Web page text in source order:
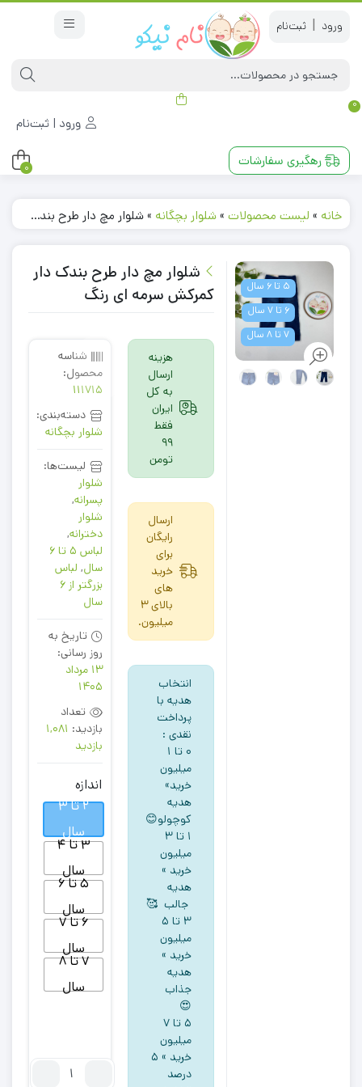
|
0
ورود | ثبت‌نام
رهگیری سفارشات 0
خانه » لیست محصولات »شلوار بچگانه »شلوار مچ دار طرح بندک دار کمرکش سرمه ای رنگ
5 تا 6 سال
6 تا 7 سال
7 تا 8 سال
شلوار مچ دار طرح بندک دار
کمرکش سرمه ای رنگ
هزینه
ارسال
به کل
ایران
فقط
99
تومن
ارسال
رایگان
برای
خرید
های
بالای 3
میلیون.
انتخاب
هدیه با
پرداخت
نقدی :
۰ تا ۱
میلیون
خرید»
هدیه
کوچولو😊
۱ تا ۳
میلیون
خرید »
هدیه
جالب 🥰
۳ تا ۵
میلیون
خرید »
هدیه
جذاب
😍
5 تا ۷
میلیون
خرید » ۵
درصد
شناسه
محصول:
111715
دسته‌بندی:
شلوار بچگانه
لیست‌ها:
شلوار
پسرانه,
شلوار
دخترانه,
لباس 5 تا 6
سال, لباس
بزرگتر از 6
سال
تاریخ به
روز رسانی:
13 مرداد
1405
تعداد
بازدید: 1,081
بازدید
اندازه
2 تا 3
سال
3 تا 4
سال
5 تا 6
سال
6 تا 7
سال
7 تا 8
سال
تعداد: